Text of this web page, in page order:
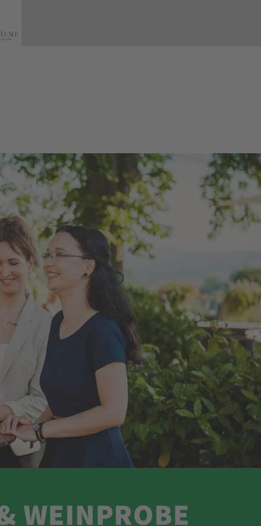
SACHSEN.
des Freistaats.
Natur
lernt den Charme unserer Städte kennen, gern